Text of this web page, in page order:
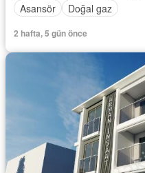
Asansör
Doğal gaz
2 hafta, 5 gün önce